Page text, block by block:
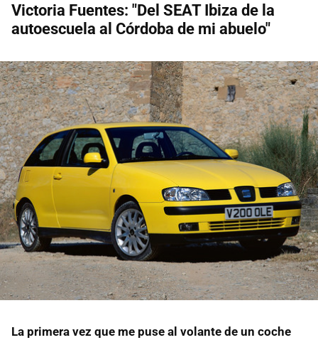
Victoria Fuentes: "Del SEAT Ibiza de la
autoescuela al Córdoba de mi abuelo"
La primera vez que me puse al volante de un coche